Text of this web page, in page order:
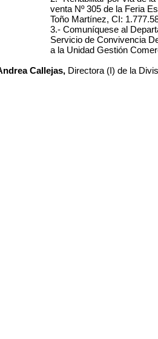
venta Nº 305 de la Feria
Toño Martínez, CI:
3.- Comuníquese al
Servicio de Convivencia
a la Unidad Gestión
Callejas, Directora (I) de la